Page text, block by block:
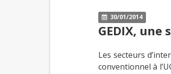
30/01/2014
GEDIX,
Les secteurs
conventionnel à